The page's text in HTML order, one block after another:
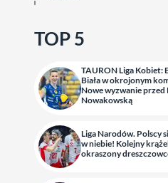
TOP 5
TAURON Liga Kobiet:
Biała w okrojonym
Nowe wyzwanie przed
Nowakowską
Liga Narodów. Polscy
w niebie! Kolejny
okraszony